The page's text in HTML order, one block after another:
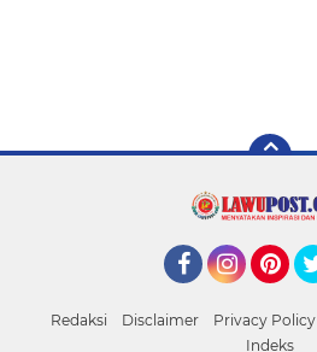
Redaksi Disclaimer Privacy Policy
Indeks